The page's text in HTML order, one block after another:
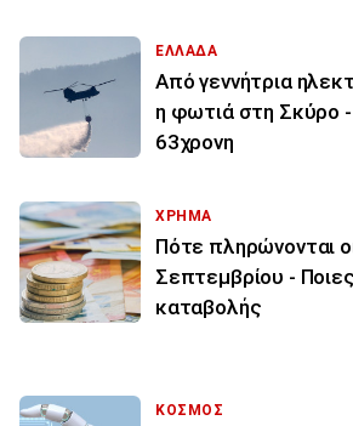
ΕΛΛΑΔΑ
Από γεννήτρια
η φωτιά στη Σκύρο
63χρονη
ΧΡΗΜΑ
Πότε πληρώνονται
Σεπτεμβρίου -
καταβολής
ΚΟΣΜΟΣ